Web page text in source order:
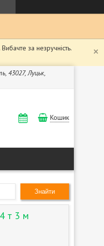
за незручність.
43027, Луцьк,
Кошик
Знайти
т 3 м